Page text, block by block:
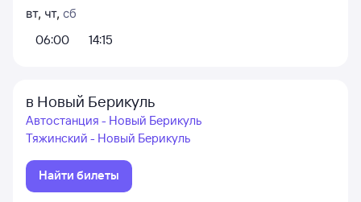
вт, чт, сб
06:00
14:15
в Новый Берикуль
Автостанция - Новый Берикуль
Тяжинский - Новый Берикуль
Найти билеты